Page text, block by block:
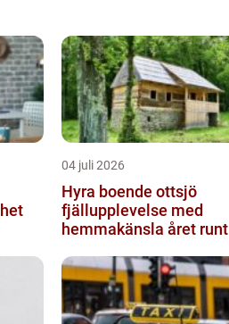
04 juli 2026
Hyra boende ottsjö
fjällupplevelse med
hemmakänsla året runt